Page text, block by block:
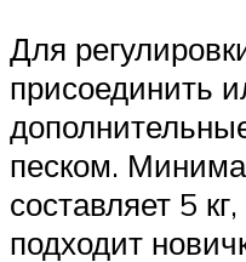
Для
присоединить
песком.
составляет 5
подходит